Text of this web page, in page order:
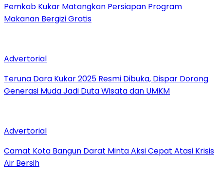
Pemkab Kukar Matangkan Persiapan Program
Makanan Bergizi Gratis
Advertorial
Teruna Dara Kukar 2025 Resmi Dibuka, Dispar Dorong
Generasi Muda Jadi Duta Wisata dan UMKM
Advertorial
Camat Kota Bangun Darat Minta Aksi Cepat Atasi Krisis
Air Bersih